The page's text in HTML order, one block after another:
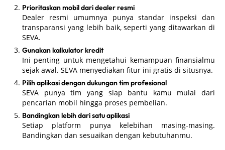
Prioritaskan mobil dari dealer resmi
Dealer resmi umumnya punya standar inspeksi dan
transparansi yang lebih baik, seperti yang ditawarkan di
SEVA.
Gunakan kalkulator kredit
Ini penting untuk mengetahui kemampuan finansialmu
sejak awal. SEVA menyediakan fitur ini gratis di situsnya.
Pilih aplikasi dengan dukungan tim profesional
SEVA punya tim yang siap bantu kamu mulai dari
pencarian mobil hingga proses pembelian.
Bandingkan lebih dari satu aplikasi
Setiap platform punya kelebihan masing-masing.
Bandingkan dan sesuaikan dengan kebutuhanmu.